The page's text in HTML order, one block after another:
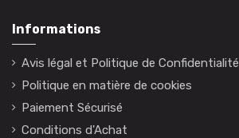
Informations
Avis légal et Politique de Confidentialité
Politique en matière de cookies
Paiement Sécurisé
Conditions d'Achat